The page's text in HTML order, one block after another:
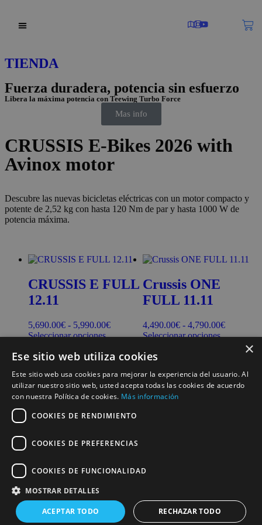
TIENDA
Fuerza duradera, potencia sin esfuerzo
Libera la máxima potencia con Teewing Turbo Force
Mas info
CRUSSIS E-Bikes 2026 with
Avinox motor
Descubre las nuevas bicicletas eléctricas con un motor compacto y
potente de 2,52 kg con hasta 120 Nm de par y hasta 1000 W de
potencia máxima.
CRUSSIS E FULL
12.11
5,690.00€ - 5,990.00€
Seleccionar opciones
Crussis ONE
FULL 11.11
4,490.00€ - 4,790.00€
Seleccionar opciones
Join Our Newsletter
Subscribe
Todos los derechos reservados
×
Ese sitio web utiliza cookies
Este sitio web usa cookies para mejorar la experiencia del usuario. Al
utilizar nuestro sitio web, usted acepta todas las cookies de acuerdo
con nuestra Política de cookies. Más información
COOKIES DE RENDIMIENTO
COOKIES DE PREFERENCIAS
COOKIES DE FUNCIONALIDAD
MOSTRAR DETALLES
ACEPTAR TODO RECHAZAR TODO